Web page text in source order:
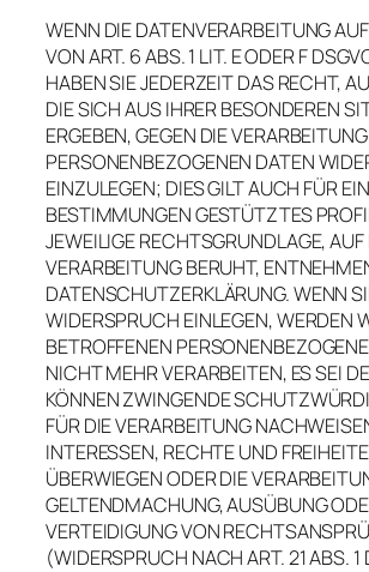
WENN DIE DATENVERARBEITUNG
VON ART. 6 ABS. 1 LIT. E ODER F
HABEN SIE JEDERZEIT DAS RECHT,
DIE SICH AUS IHRER BESONDEREN
ERGEBEN, GEGEN DIE
PERSONENBEZOGENEN DATEN
EINZULEGEN; DIES GILT AUCH FÜR
BESTIMMUNGEN GESTÜTZTES
JEWEILIGE RECHTSGRUNDLAGE, AUF
VERARBEITUNG BERUHT,
DATENSCHUTZERKLÄRUNG. WENN
WIDERSPRUCH EINLEGEN, WERDEN
BETROFFENEN
NICHT MEHR VERARBEITEN, ES SEI
KÖNNEN ZWINGENDE
FÜR DIE VERARBEITUNG
INTERESSEN, RECHTE UND
ÜBERWIEGEN ODER DIE
GELTENDMACHUNG, AUSÜBUNG
VERTEIDIGUNG VON
(WIDERSPRUCH NACH ART. 21 ABS. 1